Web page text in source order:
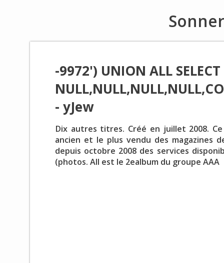
-9972') UNION ALL SELECT
- yJew
Dix autres titres. Créé en juillet 2008.
ancien et le plus vendu des magazines
depuis octobre 2008 des services
(photos. All est le 2ealbum du groupe AAA